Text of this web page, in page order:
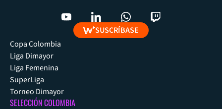
SUSCRÍBASE
Copa Colombia
Liga Dimayor
Liga Femenina
SuperLiga
Torneo Dimayor
SELECCIÓN COLOMBIA